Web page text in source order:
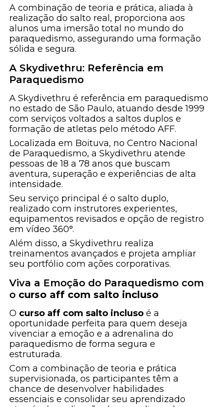
A combinação de teoria e prática, aliada à
realização do salto real, proporciona aos
alunos uma imersão total no mundo do
paraquedismo, assegurando uma formação
sólida e segura.
A Skydivethru: Referência em
Paraquedismo
A Skydivethru é referência em paraquedismo
no estado de São Paulo, atuando desde 1999
com serviços voltados a saltos duplos e
formação de atletas pelo método AFF.
Localizada em Boituva, no Centro Nacional
de Paraquedismo, a Skydivethru atende
pessoas de 18 a 78 anos que buscam
aventura, superação e experiências de alta
intensidade.
Seu serviço principal é o salto duplo,
realizado com instrutores experientes,
equipamentos revisados e opção de registro
em vídeo 360°.
Além disso, a Skydivethru realiza
treinamentos avançados e projeta ampliar
seu portfólio com ações corporativas.
Viva a Emoção do Paraquedismo com
o curso aff com salto incluso
O curso aff com salto incluso é a
oportunidade perfeita para quem deseja
vivenciar a emoção e a adrenalina do
paraquedismo de forma segura e
estruturada.
Com a combinação de teoria e prática
supervisionada, os participantes têm a
chance de desenvolver habilidades
essenciais e consolidar seu aprendizado